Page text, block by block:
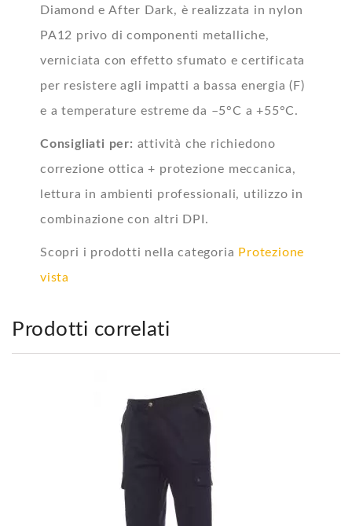
Diamond e After Dark, è realizzata in nylon
PA12 privo di componenti metalliche,
verniciata con effetto sfumato e certificata
per resistere agli impatti a bassa energia (F)
e a temperature estreme da –5°C a +55°C.
Consigliati per: attività che richiedono
correzione ottica + protezione meccanica,
lettura in ambienti professionali, utilizzo in
combinazione con altri DPI.
Scopri i prodotti nella categoria Protezione
vista
Prodotti correlati